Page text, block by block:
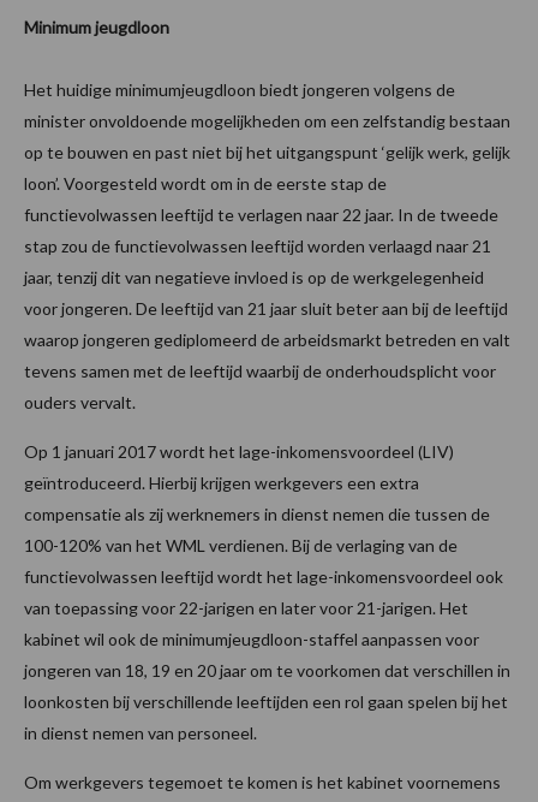
Minimum jeugdloon
Het huidige minimumjeugdloon biedt jongeren volgens de
minister onvoldoende mogelijkheden om een zelfstandig bestaan
op te bouwen en past niet bij het uitgangspunt ‘gelijk werk, gelijk
loon’. Voorgesteld wordt om in de eerste stap de
functievolwassen leeftijd te verlagen naar 22 jaar. In de tweede
stap zou de functievolwassen leeftijd worden verlaagd naar 21
jaar, tenzij dit van negatieve invloed is op de werkgelegenheid
voor jongeren. De leeftijd van 21 jaar sluit beter aan bij de leeftijd
waarop jongeren gediplomeerd de arbeidsmarkt betreden en valt
tevens samen met de leeftijd waarbij de onderhoudsplicht voor
ouders vervalt.
Op 1 januari 2017 wordt het lage-inkomensvoordeel (LIV)
geïntroduceerd. Hierbij krijgen werkgevers een extra
compensatie als zij werknemers in dienst nemen die tussen de
100-120% van het WML verdienen. Bij de verlaging van de
functievolwassen leeftijd wordt het lage-inkomensvoordeel ook
van toepassing voor 22-jarigen en later voor 21-jarigen. Het
kabinet wil ook de minimumjeugdloon-staffel aanpassen voor
jongeren van 18, 19 en 20 jaar om te voorkomen dat verschillen in
loonkosten bij verschillende leeftijden een rol gaan spelen bij het
in dienst nemen van personeel.
Om werkgevers tegemoet te komen is het kabinet voornemens